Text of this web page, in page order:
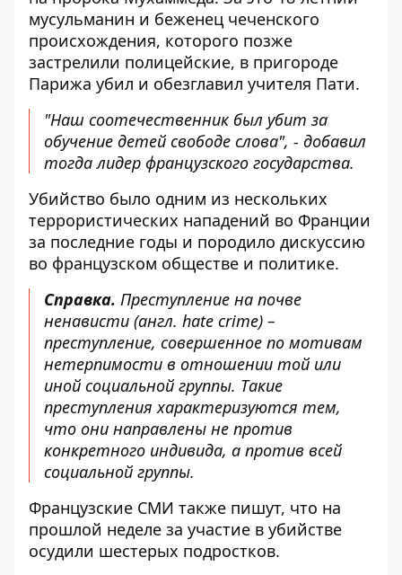
мусульманин и беженец чеченского
происхождения, которого позже
застрелили полицейские, в пригороде
Парижа убил и обезглавил учителя Пати.
"Наш соотечественник был убит за
обучение детей свободе слова", - добавил
тогда лидер французского государства.
Убийство было одним из нескольких
террористических нападений во Франции
за последние годы и породило дискуссию
во французском обществе и политике.
Справка. Преступление на почве
ненависти (англ. hate crime) –
преступление, совершенное по мотивам
нетерпимости в отношении той или
иной социальной группы. Такие
преступления характеризуются тем,
что они направлены не против
конкретного индивида, а против всей
социальной группы.
Французские СМИ также пишут, что на
прошлой неделе за участие в убийстве
осудили шестерых подростков.